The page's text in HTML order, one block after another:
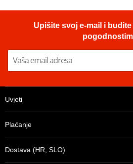
Upišite svoj e-mail i
Uvjeti
Plaćanje
Dostava (HR, SLO)